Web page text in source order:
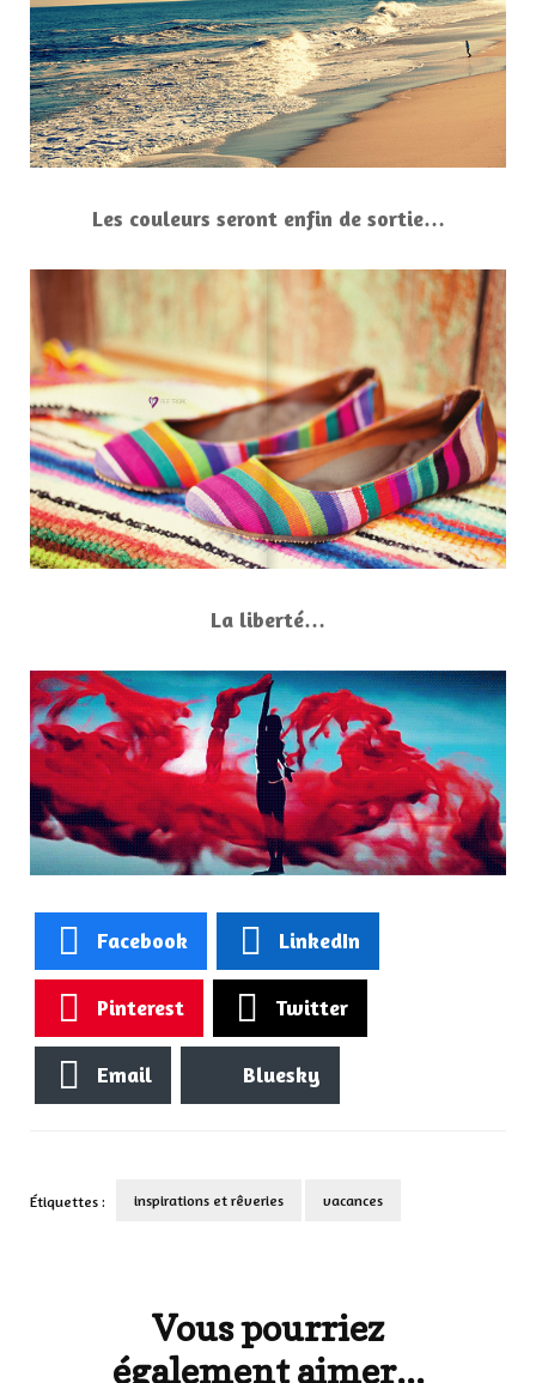
Les couleurs seront enfin de sortie…
La liberté…
Facebook LinkedIn
Pinterest Twitter
Email Bluesky
Étiquettes : inspirations et rêveries vacances
Vous pourriez
également aimer...